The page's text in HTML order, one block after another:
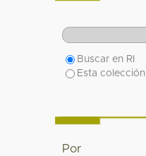
Buscar en RI
Esta colección
Por